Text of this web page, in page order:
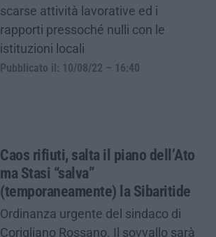
scarse attività lavorative ed i
rapporti pressoché nulli con le
istituzioni locali
Pubblicato il: 10/08/22 – 16:40
Caos rifiuti, salta il piano dell’Ato
ma Stasi “salva”
(temporaneamente) la Sibaritide
Ordinanza urgente del sindaco di
Corigliano Rossano. Il sovvallo sarà